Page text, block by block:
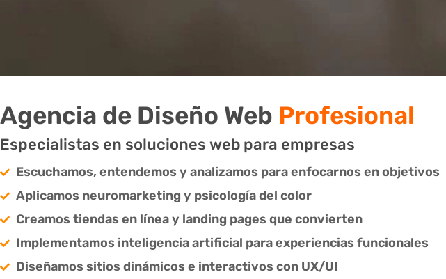
Agencia de Diseño Web Profesional
Especialistas en soluciones web para empresas
Escuchamos, entendemos y analizamos para enfocarnos en objetivos
Aplicamos neuromarketing y psicología del color
Creamos tiendas en línea y landing pages que convierten
Implementamos inteligencia artificial para experiencias funcionales
Diseñamos sitios dinámicos e interactivos con UX/UI